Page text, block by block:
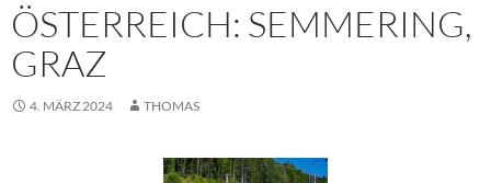
ÖSTERREICH: SEMMERING,
GRAZ
4. MÄRZ 2024 THOMAS